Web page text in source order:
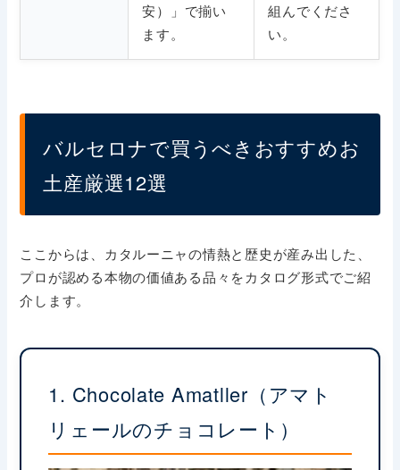
安）」で揃い
ます。
組んでくださ
い。
バルセロナで買うべきおすすめお
土産厳選12選
ここからは、カタルーニャの情熱と歴史が産み出した、
プロが認める本物の価値ある品々をカタログ形式でご紹
介します。
1. Chocolate Amatller（アマト
リェールのチョコレート）